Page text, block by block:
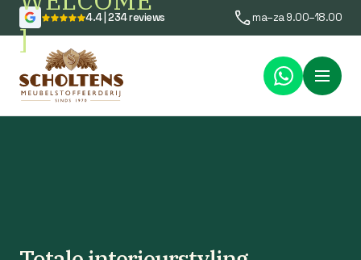
]
4.4 | 234 reviews ma–za 9.00–18.00
Menu